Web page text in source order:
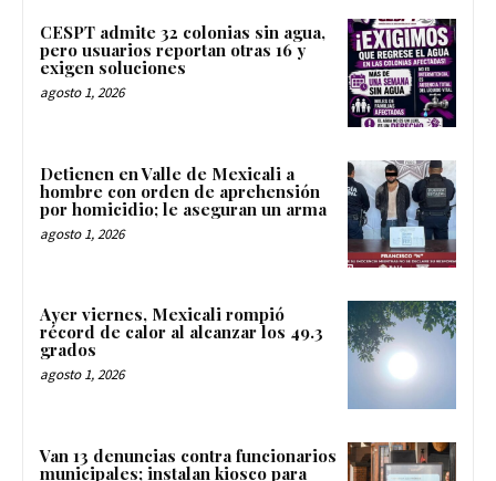
CESPT admite 32 colonias sin agua,
pero usuarios reportan otras 16 y
exigen soluciones
agosto 1, 2026
Detienen en Valle de Mexicali a
hombre con orden de aprehensión
por homicidio; le aseguran un arma
agosto 1, 2026
Ayer viernes, Mexicali rompió
récord de calor al alcanzar los 49.3
grados
agosto 1, 2026
Van 13 denuncias contra funcionarios
municipales; instalan kiosco para